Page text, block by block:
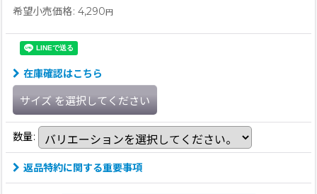
希望小売価格: 4,290 円
在庫確認はこちら
サイズ を選択してください
数量:
返品特約に関する重要事項